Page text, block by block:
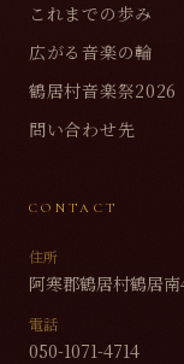
これまでの歩み
広がる音楽の輪
鶴居村音楽祭2026
問い合わせ先
CONTACT
住所
阿寒郡鶴居村鶴居
電話
050-1071-4714